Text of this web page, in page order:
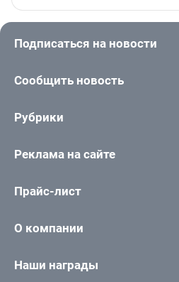
Подписаться на новости
Сообщить новость
Рубрики
Реклама на сайте
Прайс-лист
О компании
Наши награды